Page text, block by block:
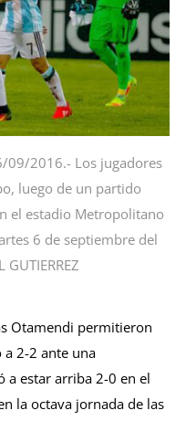
6/09/2016.- Los jugadores
luego de un partido
el estadio Metropolitano
6 de septiembre del
Otamendi permitieron
a 2-2 ante una
a estar arriba 2-0 en el
la octava jornada de las